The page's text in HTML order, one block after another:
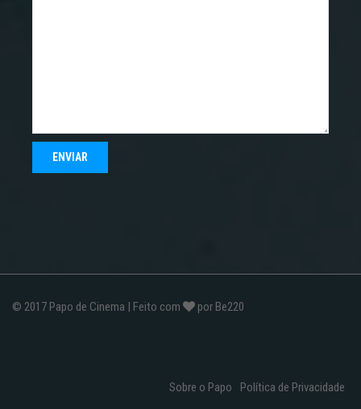
© 2017 Papo de Cinema | Feito com por Be220
Sobre o Papo Política de Privacidade